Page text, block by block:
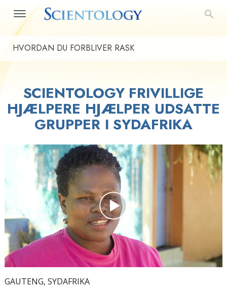
HVORDAN DU FORBLIVER RASK
SCIENTOLOGY FRIVILLIGE
HJÆLPERE HJÆLPER UDSATTE
GRUPPER I SYDAFRIKA
Play
Video
GAUTENG, SYDAFRIKA